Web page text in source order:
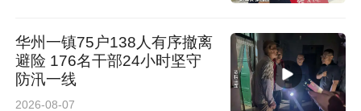
华州一镇75户138人有序撤离
避险 176名干部24小时坚守
防汛一线
2026-08-07